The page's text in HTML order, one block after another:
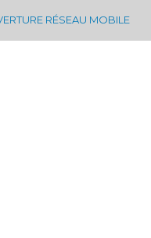
RÉSEAU MOBILE